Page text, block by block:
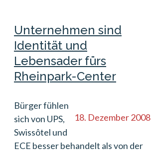
Unternehmen sind
Identität und
Lebensader fürs
Rheinpark-Center
18. Dezember 2008
Bürger fühlen
sich von UPS,
Swissôtel und
ECE besser behandelt als von der